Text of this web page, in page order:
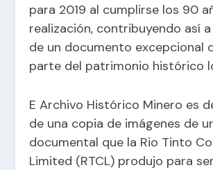
para 2019 al cumplirse los 90
realización, contribuyendo así
de un documento excepcional
parte del patrimonio histórico
E Archivo Histórico Minero es
de una copia de imágenes de
documental que la Rio Tinto
Limited (RTCL) produjo para